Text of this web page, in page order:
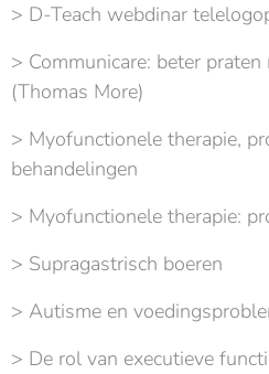
> D-Teach webdinar
> Communicare: beter
(Thomas More)
> Myofunctionele therapie,
behandelingen
> Myofunctionele therapie:
> Supragastrisch boeren
> Autisme en
> De rol van executieve